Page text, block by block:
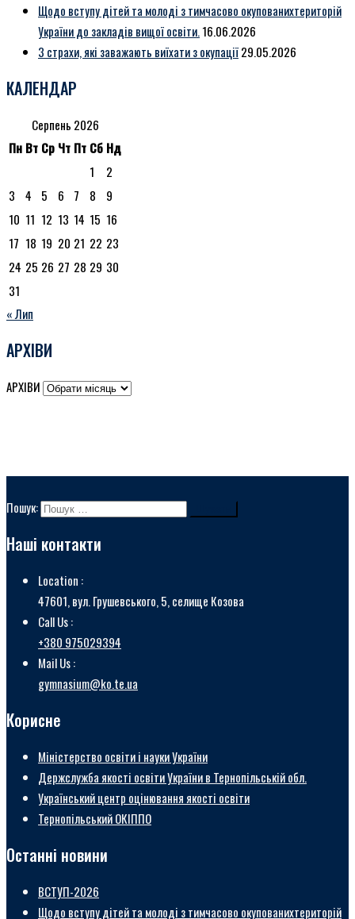
Щодо вступу дітей та молоді з тимчасово окупованихтериторій
України до закладів вищої освіти.16.06.2026
3 страхи, які заважають виїхати з окупації29.05.2026
КАЛЕНДАР
Серпень 2026
Пн Вт Ср Чт Пт Сб Нд
1
2
3
4 5 6 7 8
9
10 11 12 13 14 15 16
17 18 19 20 21 22 23
24 25 26 27 28 29 30
31
« Лип
АРХІВИ
АРХІВИ
Пошук:
Наші контакти
Location :
47601, вул. Грушевського, 5, селище Козова
Call Us :
+380 975029394
Mail Us :
gymnasium@ko.te.ua
Корисне
Міністерство освіти і науки України
Держслужба якості освіти України в Тернопільській обл.
Український центр оцінювання якості освіти
Тернопільський ОКІППО
Останні новини
ВСТУП-2026
Щодо вступу дітей та молоді з тимчасово окупованихтериторій